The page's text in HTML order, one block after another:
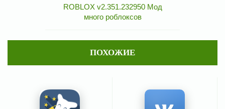
ROBLOX v2.351.232950 Мод
много роблоксов
ПОХОЖИЕ